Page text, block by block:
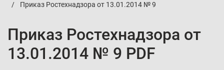
Приказ Ростехнадзора от 13.01.2014 № 9
Приказ Ростехнадзора от
13.01.2014 № 9 PDF